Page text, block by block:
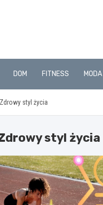
DOM FITNESS MODA
Zdrowy styl życia
styl życia